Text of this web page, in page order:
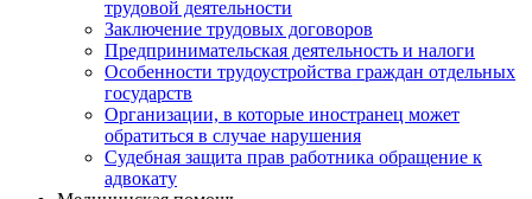
трудовой деятельности
Заключение трудовых договоров
Предпринимательская деятельность и налоги
Особенности трудоустройства граждан отдельных
государств
Организации, в которые иностранец может
обратиться в случае нарушения
Судебная защита прав работника обращение к
адвокату